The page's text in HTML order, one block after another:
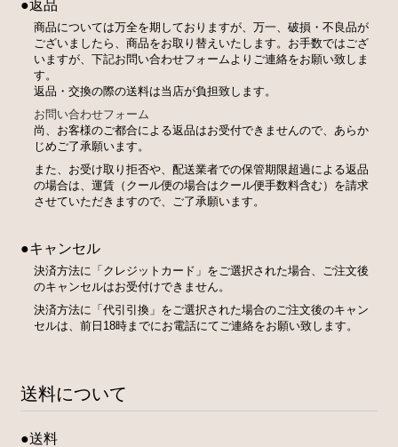
●返品
商品については万全を期しておりますが、万一、破損・不良品が
ございましたら、商品をお取り替えいたします。お手数ではござ
いますが、下記お問い合わせフォームよりご連絡をお願い致しま
す。
返品・交換の際の送料は当店が負担致します。
お問い合わせフォーム
尚、お客様のご都合による返品はお受付できませんので、あらか
じめご了承願います。
また、お受け取り拒否や、配送業者での保管期限超過による返品
の場合は、運賃（クール便の場合はクール便手数料含む）を請求
させていただきますので、ご了承願います。
●キャンセル
決済方法に「クレジットカード」をご選択された場合、ご注文後
のキャンセルはお受付けできません。
決済方法に「代引引換」をご選択された場合のご注文後のキャン
セルは、前日18時までにお電話にてご連絡をお願い致します。
送料について
●送料